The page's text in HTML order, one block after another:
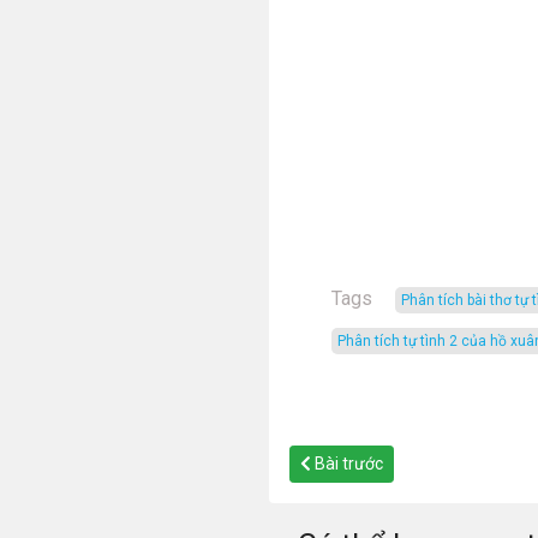
Tags phân tích bài thơ tự
phân tích tự tình 2 của hồ
Bài trước